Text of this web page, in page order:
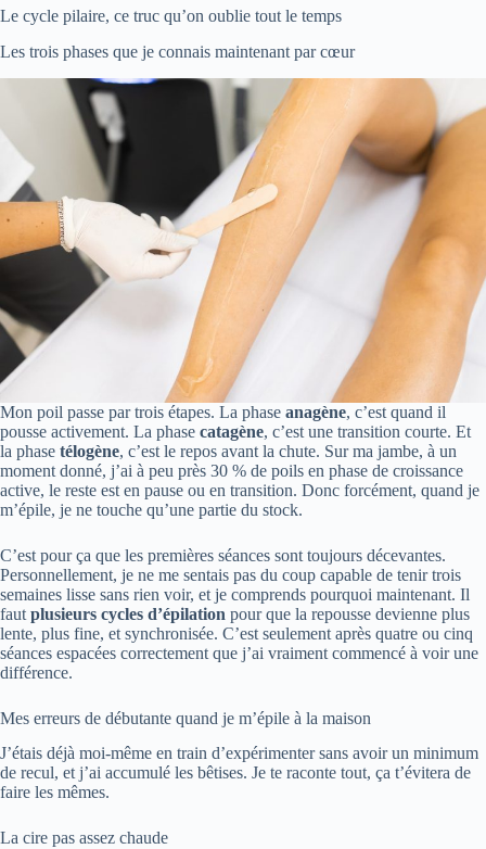
Le cycle pilaire, ce truc qu’on oublie tout le temps
Les trois phases que je connais maintenant par cœur
Mon poil passe par trois étapes. La phase anagène, c’est quand il
pousse activement. La phase catagène, c’est une transition courte. Et
la phase télogène, c’est le repos avant la chute. Sur ma jambe, à un
moment donné, j’ai à peu près 30 % de poils en phase de croissance
active, le reste est en pause ou en transition. Donc forcément, quand je
m’épile, je ne touche qu’une partie du stock.
C’est pour ça que les premières séances sont toujours décevantes.
Personnellement, je ne me sentais pas du coup capable de tenir trois
semaines lisse sans rien voir, et je comprends pourquoi maintenant. Il
faut plusieurs cycles d’épilation pour que la repousse devienne plus
lente, plus fine, et synchronisée. C’est seulement après quatre ou cinq
séances espacées correctement que j’ai vraiment commencé à voir une
différence.
Mes erreurs de débutante quand je m’épile à la maison
J’étais déjà moi-même en train d’expérimenter sans avoir un minimum
de recul, et j’ai accumulé les bêtises. Je te raconte tout, ça t’évitera de
faire les mêmes.
La cire pas assez chaude